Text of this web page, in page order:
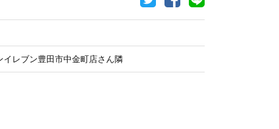
イレブン豊田市中金町店さん隣